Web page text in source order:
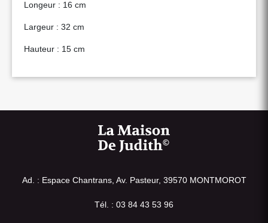
Longeur : 16 cm
Largeur : 32 cm
Hauteur : 15 cm
Ad. : Espace Chantrans, Av. Pasteur, 39570 MONTMOROT
Tél. : 03 84 43 53 96